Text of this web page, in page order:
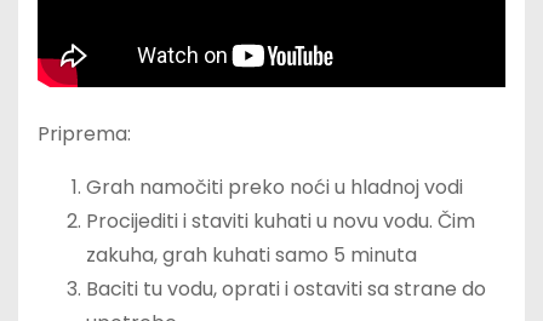
Priprema:
Grah namočiti preko noći u hladnoj vodi
Procijediti i staviti kuhati u novu vodu. Čim
zakuha, grah kuhati samo 5 minuta
Baciti tu vodu, oprati i ostaviti sa strane do